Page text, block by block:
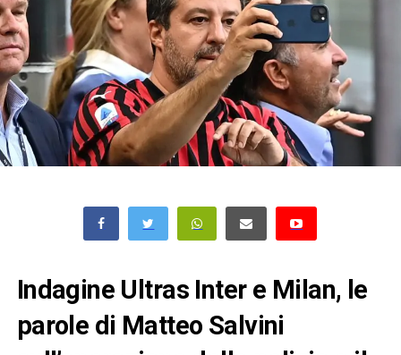
Indagine Ultras Inter e Milan, le
parole di Matteo Salvini